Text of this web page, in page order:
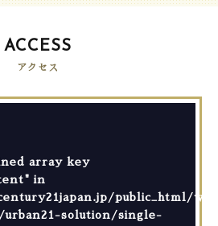
ACCESS
アクセス
array key
in
public_html/wp-
solution/single-